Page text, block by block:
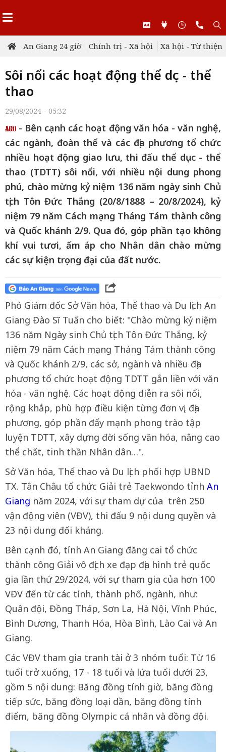
An Giang 24 giờ Chính trị - Xã hội Xã hội - Từ thiện
Sôi nổi các hoạt động thể dục - thể
thao
29/08/2024 - 05:32
- Bên cạnh các hoạt động văn hóa - văn nghệ,
các ngành, đoàn thể và các địa phương tổ chức
nhiều hoạt động giao lưu, thi đấu thể dục - thể
thao (TDTT) sôi nổi, với nhiều nội dung phong
phú, chào mừng kỷ niệm 136 năm ngày sinh Chủ
tịch Tôn Đức Thắng (20/8/1888 – 20/8/2024), kỷ
niệm 79 năm Cách mạng Tháng Tám thành công
và Quốc khánh 2/9. Qua đó, góp phần tạo không
khí vui tươi, ấm áp cho Nhân dân chào mừng
các sự kiện trọng đại của đất nước.
Phó Giám đốc Sở Văn hóa, Thể thao và Du lịch An
Giang Đào Sĩ Tuấn cho biết: "Chào mừng kỷ niệm
136 năm Ngày sinh Chủ tịch Tôn Đức Thắng, kỷ
niệm 79 năm Cách mạng Tháng Tám thành công
và Quốc khánh 2/9, các sở, ngành và nhiều địa
phương tổ chức hoạt động TDTT gắn liền với văn
hóa - văn nghệ. Các hoạt động diễn ra sôi nổi,
rộng khắp, phù hợp điều kiện từng đơn vị, địa
phương, góp phần đẩy mạnh phong trào tập
luyện TDTT, xây dựng đời sống văn hóa, nâng cao
thể chất, tinh thần Nhân dân…".
Sở Văn hóa, Thể thao và Du lịch phối hợp UBND
TX. Tân Châu tổ chức Giải trẻ Taekwondo tỉnh An
Giang năm 2024, với sự tham dự của trên 250
vận động viên (VĐV), thi đấu 9 nội dung quyền và
23 nội dung đối kháng.
Bên cạnh đó, tỉnh An Giang đăng cai tổ chức
thành công Giải vô địch xe đạp địa hình trẻ quốc
gia lần thứ 29/2024, với sự tham gia của hơn 100
VĐV đến từ các tỉnh, thành phố, ngành, như:
Quân đội, Đồng Tháp, Sơn La, Hà Nội, Vĩnh Phúc,
Bình Dương, Thanh Hóa, Hòa Bình, Lào Cai và An
Giang.
Các VĐV tham gia tranh tài ở 3 nhóm tuổi: Từ 16
tuổi trở xuống, 17 - 18 tuổi và lứa tuổi dưới 23,
gồm 5 nội dung: Băng đồng tính giờ, băng đồng
tiếp sức, băng đồng loại dần, băng đồng tính
điểm, băng đồng Olympic cá nhân và đồng đội.